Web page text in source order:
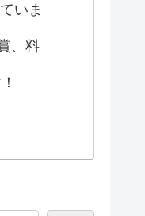
いま
、料